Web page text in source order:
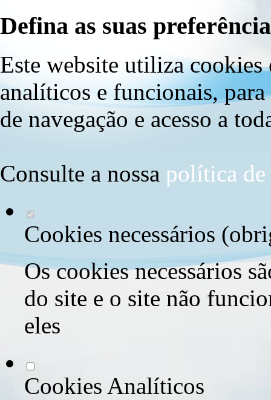
Defina as suas
Este website utiliza cookies
analíticos e funcionais,
de navegação e acesso a
Consulte a nossa política de
Cookies necessários
Os cookies necessários
do site e o site não
eles
Cookies Analíticos